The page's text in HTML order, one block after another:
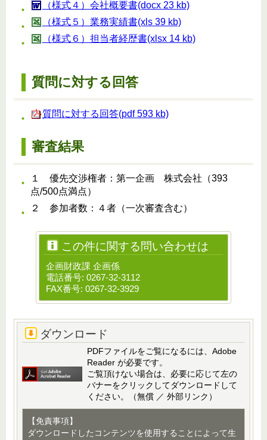
（様式４）会社概要書(docx 23 kb)
（様式５）業務実績書(xls 39 kb)
（様式６）担当者経歴書(xlsx 14 kb)
質問に対する回答
質問に対する回答(pdf 593 kb)
審査結果
１ 優先交渉権者：第一企画 株式会社（393
点/500点満点）
２ 参加者数：４者（一次審査含む）
この件に関する問い合わせは
企画財政課 企画係
電話番号: 0267-32-3112
FAX番号: 0267-32-3929
ダウンロード
PDFファイルをご覧になるには、Adobe
Reader が必要です。
ご覧頂けない場合は、必要に応じて左の
バナーをクリックしてダウンロードして
ください。（無償 ／ 外部リンク）
【免責事項】
ダウンロードしたコンテンツを使用することによって生